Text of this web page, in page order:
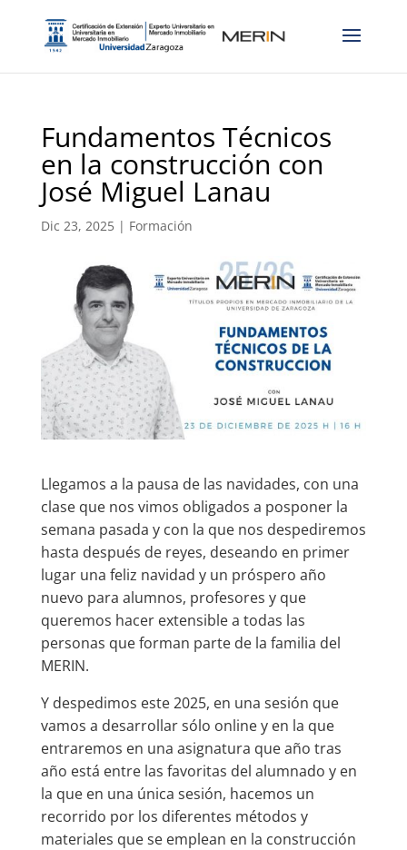
Fundamentos Técnicos
en la construcción con
José Miguel Lanau
Dic 23, 2025| Formación
Llegamos a la pausa de las navidades, con una
clase que nos vimos obligados a posponer la
semana pasada y con la que nos despediremos
hasta después de reyes, deseando en primer
lugar una feliz navidad y un próspero año
nuevo para alumnos, profesores y que
queremos hacer extensible a todas las
personas que forman parte de la familia del
MERIN.
Y despedimos este 2025, en una sesión que
vamos a desarrollar sólo online y en la que
entraremos en una asignatura que año tras
año está entre las favoritas del alumnado y en
la que en una única sesión, hacemos un
recorrido por los diferentes métodos y
materiales que se emplean en la construcción